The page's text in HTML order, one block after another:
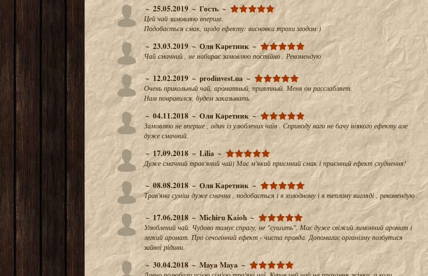
25.05.2019 Гость
Цей чай замовляю вперше.
Подобається смак, щодо ефекту: висновки трохи згодом:)
23.03.2019 Оля Каретник
Чай смачний , не набирає замовляю постійно . Рекомендую
12.02.2019 prodinvest.ua
Очень прикольный чай, ароматный, приятный. Меня он расслабляет.
Нам понравился, будем заказывать
04.11.2018 Оля Каретник
Замовляю не вперше , один із улюблених чаїв . Сприводу ваги не бачу ніякого ефекту але
дуже смачний.
17.09.2018 Lilia
Дуже смачний трав'яний чай) Має м'який приємний смак і приємний ефект схуднення!
08.08.2018 Оля Каретник
Трав'яна суміш дуже смачна , подобається і в холодному і в теплому вигляді , рекомендую .
17.06.2018 Michiru Kaioh
Улюблений чай. Чудово тамує спрагу, не "сушить". Має дуже свіжий лимонний аромат і
легкий аромат. Про сечогінний ефект - чиста правда. Допомагає організму позбутися
зайвої рідини.
30.04.2018 Maya Maya